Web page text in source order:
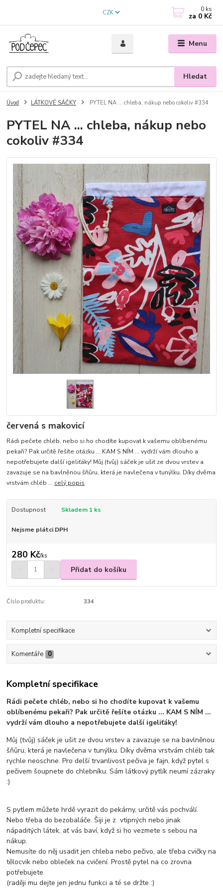
Menu
CZK
Hledat
0 ks
za 0 Kč
Úvod LÁTKOVÉ SÁČKY PYTEL NA ... chleba, nákup nebo cokoliv #334
PYTEL NA ... chleba, nákup nebo
cokoliv #334
červená s makovicí
Rádi pečete chléb, nebo si ho chodíte kupovat k vašemu oblíbenému
pekaři? Pak určitě řešíte otázku ... KAM S NÍM ... vydrží vám dlouho a
nepotřebujete další igeliťáky! Můj (tvůj) sáček je ušit ze dvou vrstev a
zavazuje se na bavlněnou šňůru, která je navlečena v tunýlku. Díky dvěma
vrstvám chléb ... celý popis
Dostupnost Skladem 1 ks
Nejsme plátci DPH
280 Kč/ks
Přidat do košíku
Číslo produktu: 334
Kompletní specifikace
Komentáře 0
Kompletní specifikace
Rádi pečete chléb, nebo si ho chodíte kupovat k vašemu
oblíbenému pekaři? Pak určitě řešíte otázku ... KAM S NÍM ...
vydrží vám dlouho a nepotřebujete další igeliťáky!
Můj (tvůj) sáček je ušit ze dvou vrstev a zavazuje se na bavlněnou
šňůru, která je navlečena v tunýlku. Díky dvěma vrstvám chléb tak
rychle neoschne. Pro delší trvanlivost pečiva je fajn, když pytel s
pečivem šoupnete do chlebníku. Sám látkový pytlík neumí zázraky
:)
S pytlem můžete hrdě vyrazit do pekárny, určitě vás pochválí.
Nebo třeba do bezobaláče. Šiji je z vtipných nebo jinak
nápaditých látek, ať vás baví, když si ho vezmete s sebou na
nákup.
Nemusíte do něj usadit jen chleba nebo pečivo, ale třeba cvičky na
tělocvik nebo obleček na cvičení. Prostě pytel na co zrovna
potřebujete.
(raději mu dejte jen jednu funkci a té se držte :)